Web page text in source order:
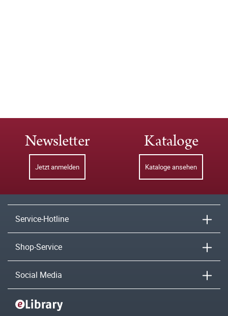
Newsletter
Jetzt anmelden
Kataloge
Kataloge ansehen
Service-Hotline
Shop-Service
Social Media